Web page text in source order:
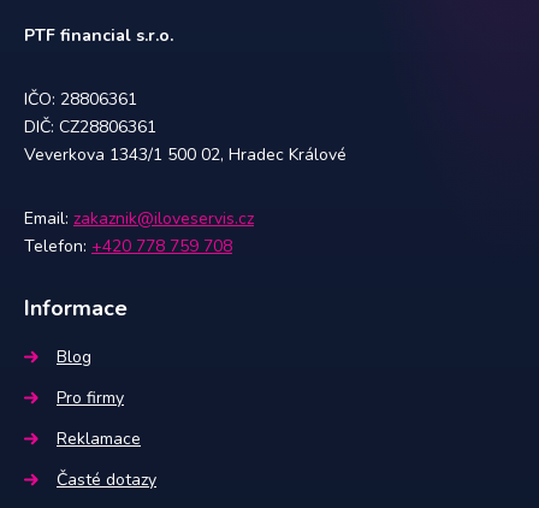
PTF financial s.r.o.
IČO: 28806361
DIČ: CZ28806361
Veverkova 1343/1 500 02, Hradec Králové
Email: zakaznik@iloveservis.cz
Telefon: +420 778 759 708
Informace
Blog
Pro firmy
Reklamace
Časté dotazy